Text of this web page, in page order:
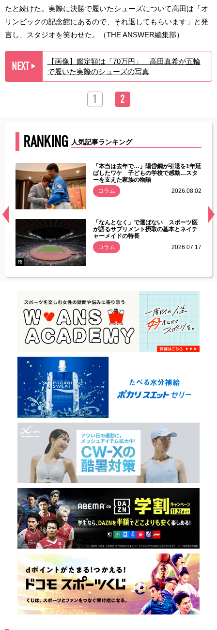
たと続けた。実際に決勝で履いたシューズについて高田は「オ
リンピックの記念館にあるので、それ返してもらいます」と発
言し、スタジオを笑わせた。（THE ANSWER編集部）
NEXT ▶︎
【画像】鑑定額は「70万円」 高田真希が五輪
で履いた実際のシューズの写真
1 2
RANKING 人気記事ランキング
常
「本当は去年で…」陽岱鋼が引退を1年延
ばしたワケ 子どもの学校で感動…スタ
ーを支えた家族の物語
コラム
2026.08.02
PR
「なんとなく」で選ばない スポーツ医
が語るサプリメント摂取の基本とネイチ
ャーメイドの特長
コラム
2026.07.17